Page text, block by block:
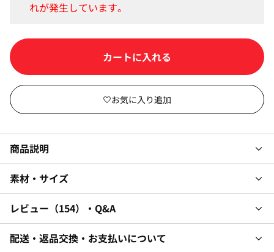
カラー・サイズを選択して
商品説明
素材・サイズ
レビュー 154 ・Q&A
配送・返品交換・お支払いについて